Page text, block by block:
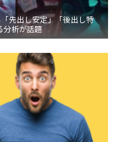
「先出し安定」「後出し特
分析が話題